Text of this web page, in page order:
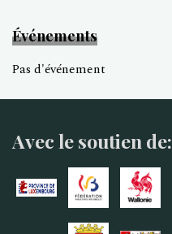
Événements
Pas d'événement
Avec le soutien de: